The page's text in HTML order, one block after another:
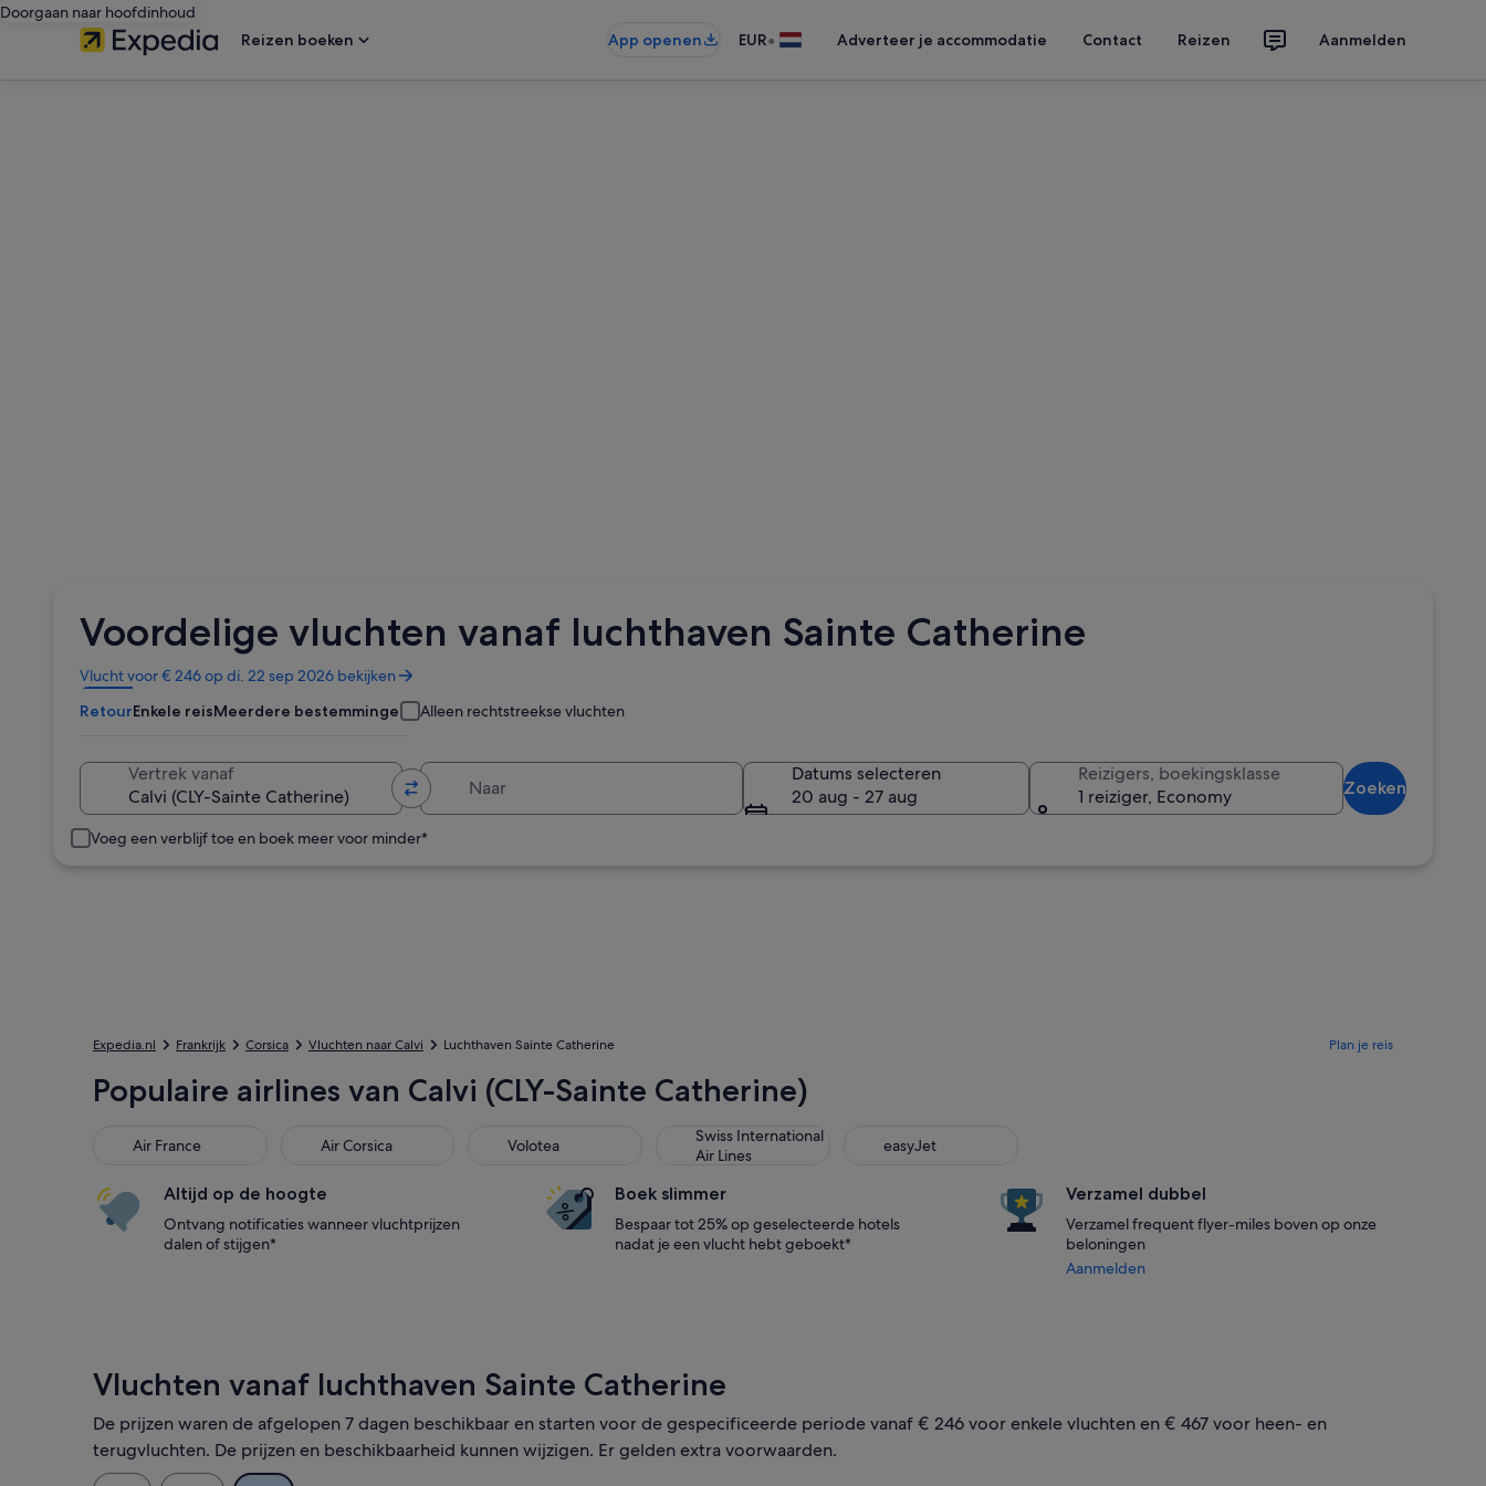
Doorgaan naar hoofdinhoud
Reizen boeken
App openen EUR• Adverteer je accommodatie Contact Reizen Aanmelden
Voordelige vluchten vanaf luchthaven Sainte Catherine
Vlucht voor € 246 op di. 22 sep 2026 bekijken
Opent
in
een
RetourEnkele reisMeerdere bestemmingen Alleen rechtstreekse vluchten
Vertrek vanaf
Datums selecteren
20 aug - 27 aug
Reizigers, boekingsklasse
1 reiziger, Economy
Zoeken
Voeg een verblijf toe en boek meer voor minder*
Expedia.nl Frankrijk Corsica Vluchten naar Calvi Luchthaven Sainte Catherine Plan je reis
Populaire airlines van Calvi (CLY-Sainte Catherine)
Air France Air Corsica Volotea
Swiss International
Air Lines
easyJet
Altijd op de hoogte
Ontvang notificaties wanneer vluchtprijzen
dalen of stijgen*
Boek slimmer
Bespaar tot 25% op geselecteerde hotels
nadat je een vlucht hebt geboekt*
Verzamel dubbel
Verzamel frequent flyer-miles boven op onze
beloningen
Aanmelden
Vluchten vanaf luchthaven Sainte Catherine
De prijzen waren de afgelopen 7 dagen beschikbaar en starten voor de gespecificeerde periode vanaf € 246 voor enkele vluchten en € 467 voor heen- en
terugvluchten. De prijzen en beschikbaarheid kunnen wijzigen. Er gelden extra voorwaarden.